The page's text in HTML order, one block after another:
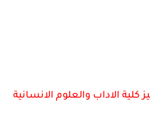
كلية الاداب والعلوم الانسانية